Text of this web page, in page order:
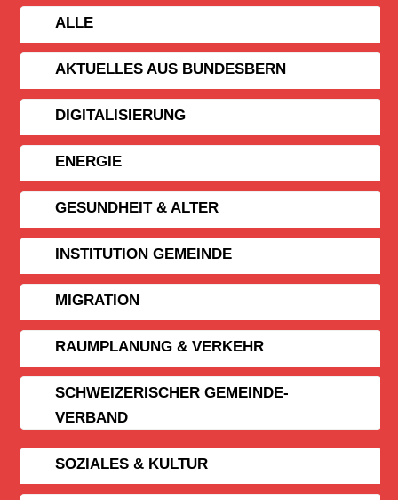
ALLE
AKTUELLES AUS BUNDESBERN
DIGITALISIERUNG
ENERGIE
GESUNDHEIT & ALTER
INSTITUTION GEMEINDE
MIGRATION
RAUMPLANUNG & VERKEHR
SCHWEIZERISCHER GEMEINDE­
VERBAND
SOZIALES & KULTUR